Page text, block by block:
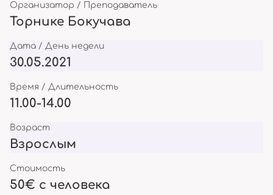
Организатор / Преподаватель
Торнике Бокучава
Дата / День недели
30.05.2021
Время / Длительность
11.00-14.00
Возраст
Взрослым
Стоимость
50€ с человека